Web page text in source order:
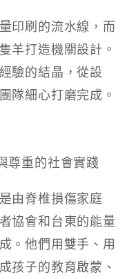
印刷的流水線，而
羊打造機關設計。
驗的結晶，從設
隊細心打磨完成。
尊重的社會實踐
由脊椎損傷家庭
協會和台東的能量
。他們用雙手、用
孩子的教育啟蒙、